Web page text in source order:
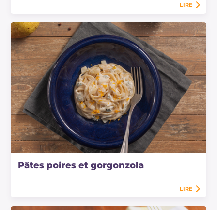
LIRE
Pâtes poires et gorgonzola
LIRE